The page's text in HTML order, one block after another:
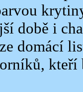
době i
domácí